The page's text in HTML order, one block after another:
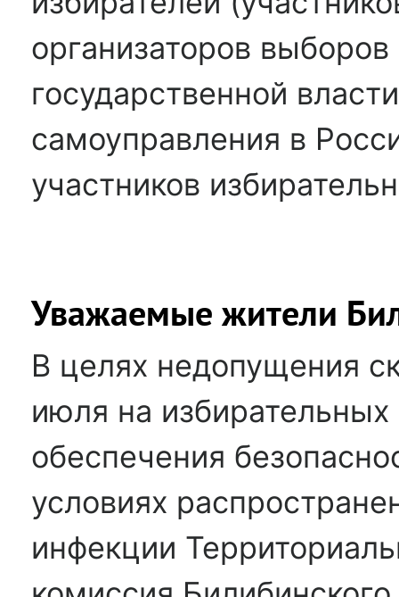
организаторов
государственной
самоуправления в
участников
Уважаемые жители
В целях недопущения
июля на избирательных
обеспечения
условиях
инфекции